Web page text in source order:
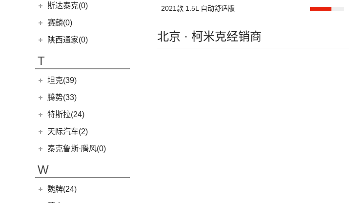
斯威G05(29)
斯威G01 EV
FCV80(1)
T70 EV
T90(37)
EG10(2)
EV80(11)
G50(18)
T60(9)
T90 EV(2)
V80(212)
EUNIQ 5
斯达泰克(0)
赛麟(0)
陕西通家(0)
T
坦克(39)
长城汽车
坦克800(0)
坦克500新能源
(3)
坦克300
腾势(33)
腾势(33)
腾势D9 DM-i
腾势N7
特斯拉(24)
特斯拉中国
Model Y (6)
进口特斯拉(11)
Cybertruck
天际汽车(2)
天际汽车(2)
天际ME7(2)
天际ME5
泰克鲁斯·腾风(0)
GT96 TREV(0)
W
魏牌(24)
2021款 1.5L 自动舒适版
北京 · 柯米克经销商